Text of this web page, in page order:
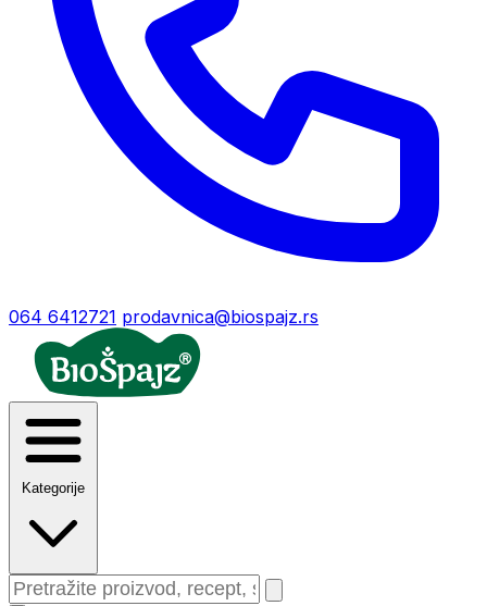
064 6412721 prodavnica@biospajz.rs
Kategorije